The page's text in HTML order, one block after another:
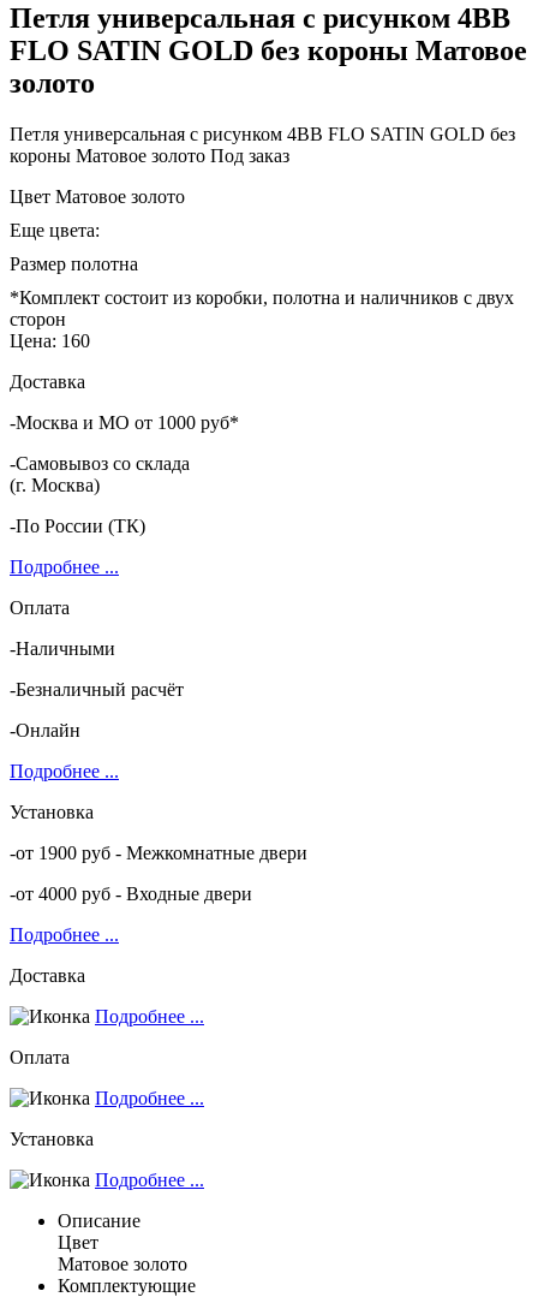
Петля универсальная с рисунком 4BB
FLO SATIN GOLD без короны Матовое
золото
Петля универсальная с рисунком 4BB FLO SATIN GOLD без
короны Матовое золото Под заказ
Цвет Матовое золото
Еще цвета:
Размер полотна
*Комплект состоит из коробки, полотна и наличников с двух
сторон
Цена: 160
Доставка
-Москва и МО от 1000 руб*
-Самовывоз со склада
(г. Москва)
-По России (ТК)
Подробнее ...
Оплата
-Наличными
-Безналичный расчёт
-Онлайн
Подробнее ...
Установка
-от 1900 руб - Межкомнатные двери
-от 4000 руб - Входные двери
Подробнее ...
Доставка
Подробнее ...
Оплата
Подробнее ...
Установка
Подробнее ...
Описание
Цвет
Матовое золото
Комплектующие